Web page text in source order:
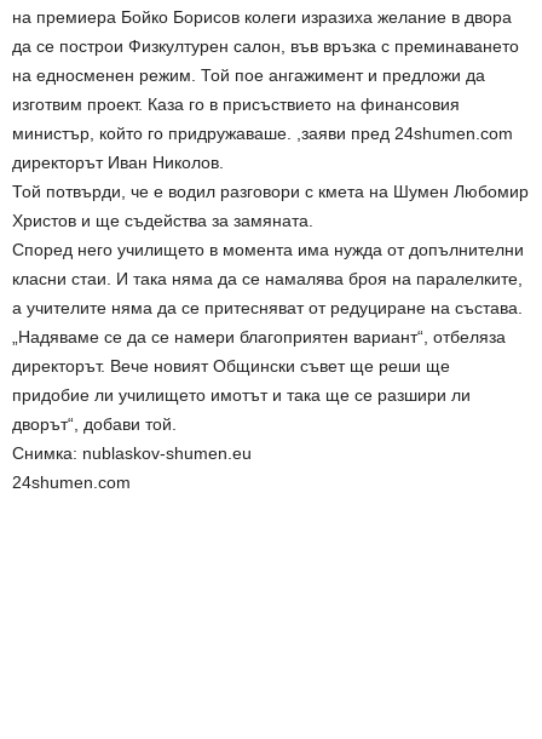
на премиера Бойко Борисов колеги изразиха желание в двора
да се построи Физкултурен салон, във връзка с преминаването
на едносменен режим. Той пое ангажимент и предложи да
изготвим проект. Каза го в присъствието на финансовия
министър, който го придружаваше. ,заяви пред 24shumen.com
директорът Иван Николов.
Той потвърди, че е водил разговори с кмета на Шумен Любомир
Христов и ще съдейства за замяната.
Според него училището в момента има нужда от допълнителни
класни стаи. И така няма да се намалява броя на паралелките,
а учителите няма да се притесняват от редуциране на състава.
„Надяваме се да се намери благоприятен вариант“, отбеляза
директорът. Вече новият Общински съвет ще реши ще
придобие ли училището имотът и така ще се разшири ли
дворът“, добави той.
Снимка: nublaskov-shumen.eu
24shumen.com